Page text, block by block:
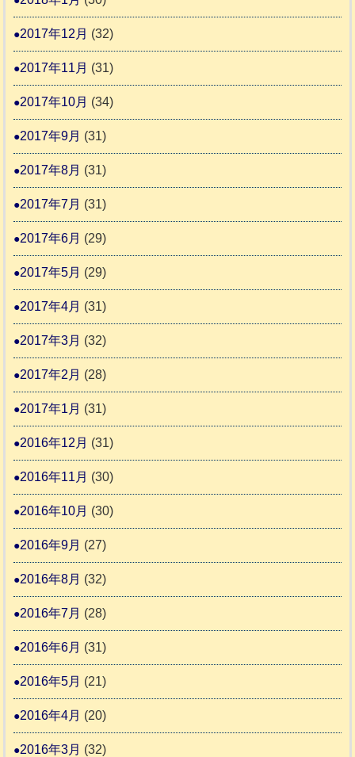
2017年12月 (32)
2017年11月 (31)
2017年10月 (34)
2017年9月 (31)
2017年8月 (31)
2017年7月 (31)
2017年6月 (29)
2017年5月 (29)
2017年4月 (31)
2017年3月 (32)
2017年2月 (28)
2017年1月 (31)
2016年12月 (31)
2016年11月 (30)
2016年10月 (30)
2016年9月 (27)
2016年8月 (32)
2016年7月 (28)
2016年6月 (31)
2016年5月 (21)
2016年4月 (20)
2016年3月 (32)